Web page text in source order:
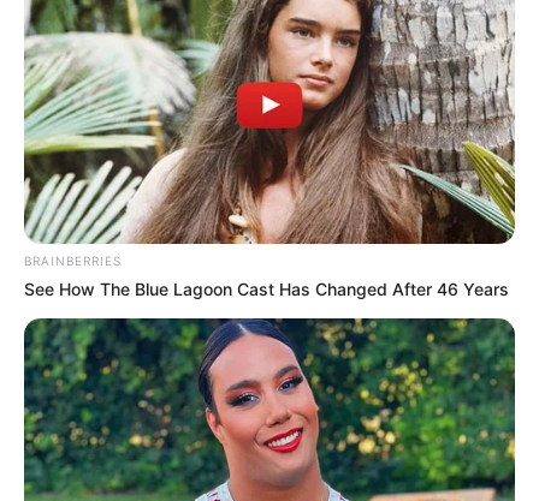
BRAINBERRIES
See How The Blue Lagoon Cast Has Changed After 46 Years